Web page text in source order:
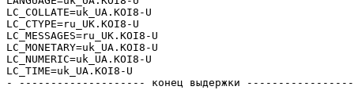
LC_COLLATE=uk_UA.KOI8-U
LC_CTYPE=ru_UK.KOI8-U
LC_MESSAGES=ru_UK.KOI8-U
LC_MONETARY=uk_UA.KOI8-U
LC_NUMERIC=uk_UA.KOI8-U
LC_TIME=uk_UA.KOI8-U
- -------------------- конец выдержки